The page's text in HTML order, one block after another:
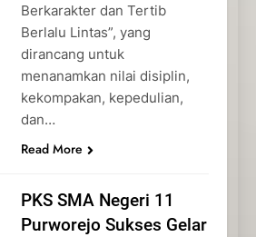
Berkarakter dan Tertib
Berlalu Lintas”, yang
dirancang untuk
menanamkan nilai disiplin,
kekompakan, kepedulian,
dan…
Read More
PKS SMA Negeri 11
Purworejo Sukses Gelar